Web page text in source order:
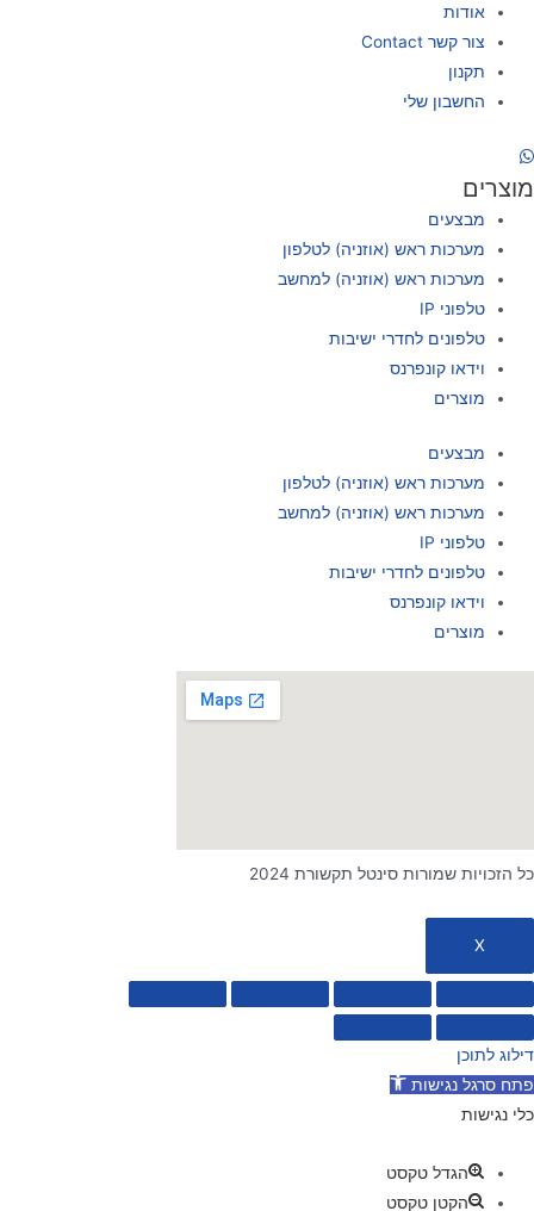
אודות
צור קשר Contact
תקנון
החשבון שלי
מוצרים
מבצעים
מערכות ראש (אוזניה) לטלפון
מערכות ראש (אוזניה) למחשב
טלפוני IP
טלפונים לחדרי ישיבות
וידאו קונפרנס
מוצרים
מבצעים
מערכות ראש (אוזניה) לטלפון
מערכות ראש (אוזניה) למחשב
טלפוני IP
טלפונים לחדרי ישיבות
וידאו קונפרנס
מוצרים
כל הזכויות שמורות סינטל תקשורת 2024
X
דילוג לתוכן
פתח סרגל נגישות
כלי נגישות
הגדל טקסט
הקטן טקסט